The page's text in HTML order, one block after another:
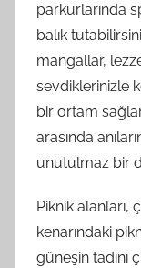
parkurlarında
balık
mangallar,
sevdiklerinizle
bir ortam
arasında
unutulmaz bir
Piknik alanları,
kenarındaki
güneşin tadını